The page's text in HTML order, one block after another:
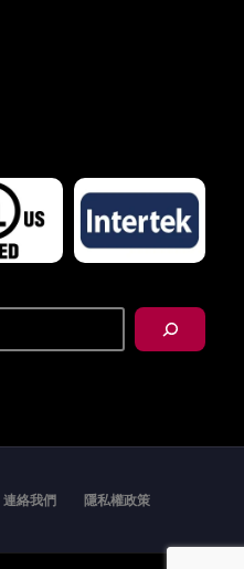
連絡我們 隱私權政策